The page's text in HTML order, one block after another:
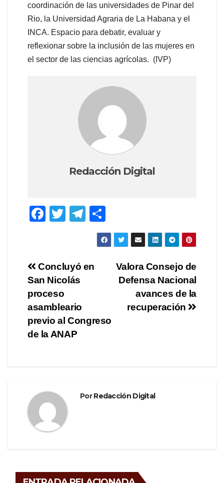
coordinación de las universidades de Pinar del
Rio, la Universidad Agraria de La Habana y el
INCA. Espacio para debatir, evaluar y
reflexionar sobre la inclusión de las mujeres en
el sector de las ciencias agrícolas. (IVP)
Redacción Digital
F
e
b
o
o
k
T
er
T
el
gr
o
m
ar
Navegación
de
entradas
Valora Consejo de
Defensa Nacional
avances de la
recuperación
Concluyó en
San Nicolás
proceso
asambleario
previo al Congreso
de la ANAP
PorRedacción Digital